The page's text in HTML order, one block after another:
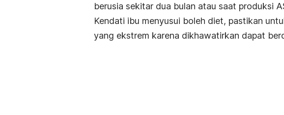
berusia sekitar dua bulan atau saat produksi
Kendati ibu menyusui boleh diet, pastikan
yang ekstrem karena dikhawatirkan dapat